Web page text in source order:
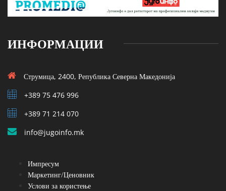
ИНФОРМАЦИИ
Струмица, 2400, Република Северна Македонија
+389 75 476 996
+389 71 214 070
info@jugoinfo.mk
Импресум
Маркетинг/Ценовник
Услови за користење